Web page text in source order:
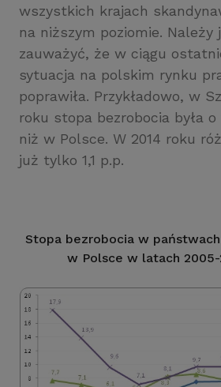
wszystkich krajach
na niższym poziomie. Należy
zauważyć, że w ciągu
sytuacja na polskim rynku
poprawiła. Przykładowo, w
roku stopa bezrobocia była o
niż w Polsce. W 2014 roku
już tylko 1,1 p.p.
Stopa bezrobocia w
w Polsce w latach 2005-